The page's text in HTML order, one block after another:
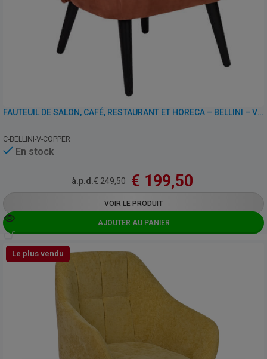
FAUTEUIL DE SALON, CAFÉ, RESTAURANT ET HORECA – BELLINI – VELOURS
C-BELLINI-V-COPPER
En stock
à.p.d.€249,50 € 199,50
VOIR LE PRODUIT
AJOUTER AU PANIER
Le plus vendu